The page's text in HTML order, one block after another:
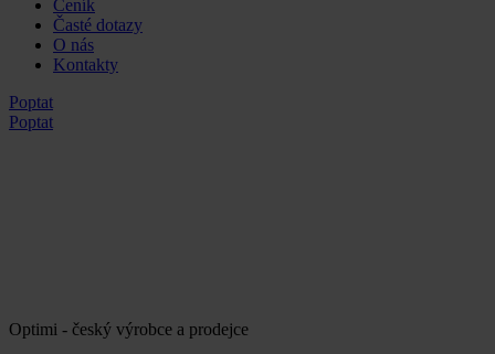
Ceník
Časté dotazy
O nás
Kontakty
Poptat
Poptat
Optimi - český výrobce a prodejce